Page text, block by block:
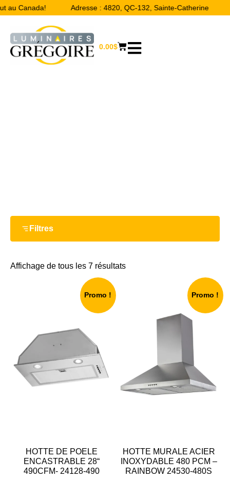
au Canada! Adresse : 4820, QC-132, Sainte-Catherine
0.00$
Filtres
Affichage de tous les 7 résultats
Promo !
HOTTE DE POELE
ENCASTRABLE 28“
490CFM- 24128-490
Promo !
HOTTE MURALE ACIER
INOXYDABLE 480 PCM –
RAINBOW 24530-480S